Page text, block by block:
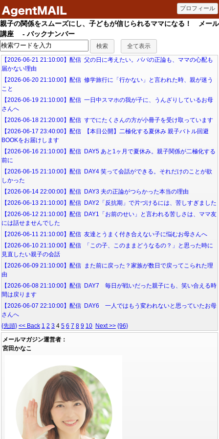
親子の関係をスムーズにし、子どもが信じられるママになる！ メール
講座 - バックナンバー
【2026-06-21 21:10:00】配信 父の日に考えたい。パパの正論も、ママの心配も
届かない理由
【2026-06-20 21:10:00】配信 修学旅行に「行かない」と言われた時、親が迷う
こと
【2026-06-19 21:10:00】配信 一日中スマホの我が子に、うんざりしているお母
さんへ
【2026-06-18 21:20:00】配信 すでにたくさんの方が小冊子を受け取っています
【2026-06-17 23:40:00】配信 【本日公開】二極化する夏休み 親子バトル回避
BOOKをお届けします
【2026-06-16 21:10:00】配信 DAY5 あと1ヶ月で夏休み。親子関係が二極化する
前に
【2026-06-15 21:10:00】配信 DAY4 笑って会話ができる。それだけのことが欲
しかった
【2026-06-14 22:00:00】配信 DAY3 夫の正論がつらかった本当の理由
【2026-06-13 21:10:00】配信 DAY2「反抗期」で片づけるには、苦しすぎました
【2026-06-12 21:10:00】配信 DAY1「お前のせい」と言われる苦しさは、ママ友
には話せませんでした
【2026-06-11 21:10:00】配信 友達とうまく付き合えない子に悩むお母さんへ
【2026-06-10 21:10:00】配信 「この子、このままどうなるの？」と思った時に
見直したい親子の会話
【2026-06-09 21:10:00】配信 また前に戻った？家族が数日で戻ってこられた理
由
【2026-06-08 21:10:00】配信 DAY7 毎日が戦いだった親子にも、笑い合える時
間は戻ります
【2026-06-07 22:10:00】配信 DAY6 一人ではもう変われないと思っていたお母
さんへ
{先頭} << Back 1 2 3 4 5 6 7 8 9 10 Next >> {96}
メールマガジン運営者：
宮田かなこ